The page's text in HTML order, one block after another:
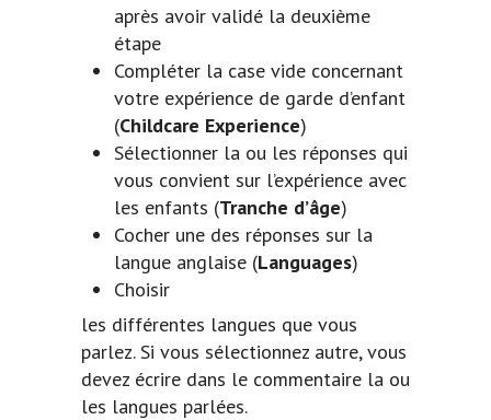
après avoir validé la deuxième
étape
Compléter la case vide concernant
votre expérience de garde d’enfant
(Childcare Experience)
Sélectionner la ou les réponses qui
vous convient sur l’expérience avec
les enfants (Tranche d’âge)
Cocher une des réponses sur la
langue anglaise (Languages)
Choisir
les différentes langues que vous
parlez. Si vous sélectionnez autre, vous
devez écrire dans le commentaire la ou
les langues parlées.